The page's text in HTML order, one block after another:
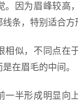
。因为眉峰较高
条，特别适合方
相似，不同点在
在眉毛的中间。
一半形成明显向